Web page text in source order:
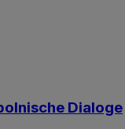
Dialoge